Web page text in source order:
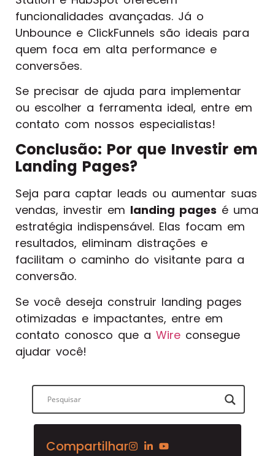
funcionalidades avançadas. Já o
Unbounce e ClickFunnels são ideais para
quem foca em alta performance e
conversões.
Se precisar de ajuda para implementar
ou escolher a ferramenta ideal, entre em
contato com nossos especialistas!
Conclusão: Por que Investir em
Landing Pages?
Seja para captar leads ou aumentar suas
vendas, investir em landing pages é uma
estratégia indispensável. Elas focam em
resultados, eliminam distrações e
facilitam o caminho do visitante para a
conversão.
Se você deseja construir landing pages
otimizadas e impactantes, entre em
contato conosco que a Wire consegue
ajudar você!
Compartilhar